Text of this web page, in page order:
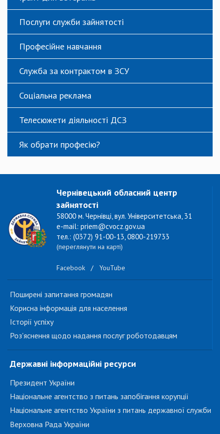
Послуги служби зайнятості
Професійне навчання
Служба за контрактом в ЗСУ
Соціальна реклама
Телесюжети діяльності ДСЗ
Як обрати професію?
Чернівецький обласний центр
зайнятості
58000 м. Чернівці, вул. Університетська, 31
e-mail: priem@cvocz.gov.ua
тел.: (0372) 91-00-13, 0800-219733
(переглянути на карті)
Facebook / YouTube
Поширені запитання громадян
Корисна інформація для населення
Історії успіху
Роз'яснення щодо надання послуг роботодавцям
Державні інформаційні ресурси
Президент України
Національне агентство з питань запобігання корупції
Національне агентство України з питань державної служби
Верховна Рада України